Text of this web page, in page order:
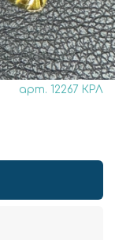
арт. 12267 КРЛ